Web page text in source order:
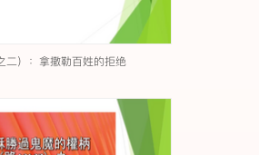
）：拿撒勒百姓的拒绝